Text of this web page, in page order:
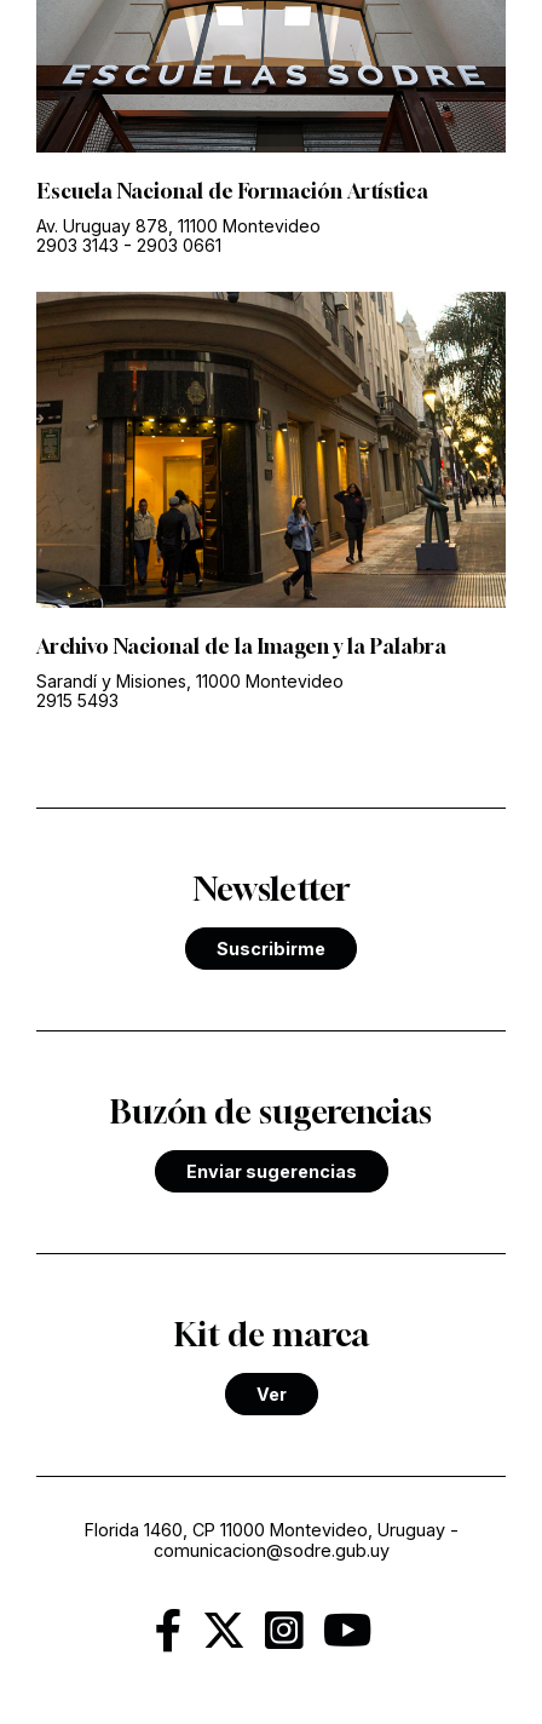
Escuela Nacional de Formación Artística
Av. Uruguay 878, 11100 Montevideo
2903 3143 - 2903 0661
Archivo Nacional de la Imagen y la Palabra
Sarandí y Misiones, 11000 Montevideo
2915 5493
Newsletter
Suscribirme
Buzón de sugerencias
Enviar sugerencias
Kit de marca
Ver
Florida 1460, CP 11000 Montevideo, Uruguay-
comunicacion@sodre.gub.uy